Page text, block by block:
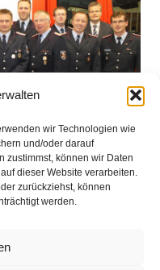
wir Technologien wie
und/oder darauf
zustimmst, können wir Daten
dieser Website verarbeiten.
zurückziehst, können
werden.
Gemeinderat